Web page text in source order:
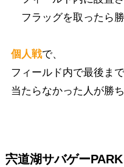
フラッグを取ったら
個人戦で、
フィールド内で最後ま
当たらなかった人が勝
宍道湖サバゲー